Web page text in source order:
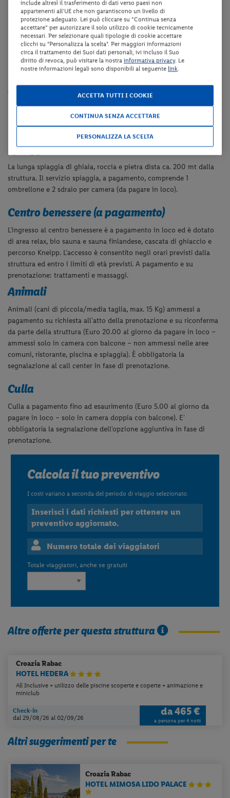
collegamento internet Wi-Fi e deposito bici.
A pagamento: utilizzo dei campi sportivi (tennis, minigolf, campo
multifunzionale, etc – da pagare in loco).
Camere
Le camere sono dotate di servizi privati, asciugacapelli, aria
godono di balcone con vista mare laterale.
Lecamere Economy
4° letto aggiunto disponibile solo fino ai 16 anni non
compiuti.
Spiaggia
La lunga spiaggia di ghiaia, roccia e pietra dista ca. 200 mt dalla
struttura. Il servizio spiaggia, a pagamento, comprende 1
ombrellone e 2 sdraio per camera (da pagare in loco).
Centro benessere (a pagamento)
L’ingresso al centro benessere è a pagamento in loco ed è dotato
di area relax, bio sauna e sauna finlandese, cascata di ghiaccio e
percorso Kneipp. L’accesso è consentito negli orari previsti dalla
struttura ed entro i limiti di età previsti. A pagamento e su
prenotazione: trattamenti e massaggi.
Animali
Animali (cani di piccola/media taglia, max. 15 Kg) ammessi a
pagamento su richiesta all'atto della prenotazione e su riconferma
da parte della struttura (Euro 20.00 al giorno da pagare in loco –
ammessi solo in camera con balcone – non ammessi nelle aree
comuni, ristorante, piscina e spiaggia). È obbligatoria la
segnalazione al call center in fase di prenotazione.
Culla
Culla a pagamento fino ad esaurimento (Euro 5.00 al giorno da
pagare in loco – solo in camera doppia con balcone). E'
obbligatoria la segnalazione dell'opzione aggiuntiva in fase di
prenotazione.
Calcola il tuo preventivo
I costi variano a seconda del periodo di viaggio selezionato.
Inserisci i dati richiesti per ottenere un
preventivo aggiornato.
Numero totale dei viaggiatori
Totale viaggiatori, anche se gratuiti
Altre offerte per questa struttura
CroaziaRabac
HOTEL HEDERA
All Inclusive + utilizzo delle piscine scoperte e coperte + animazione e
miniclub
Check-in
dal 29/08/26al 02/09/26
da465 €
a persona per 4 notti
Altri suggerimenti per te
CroaziaRabac
HOTEL MIMOSA LIDO PALACE
include altresì il trasferimento di dati verso paesi non
appartenenti all'UE che non garantiscono un livello di
protezione adeguato. Lei può cliccare su “Continua senza
accettare” per autorizzare il solo utilizzo di cookie tecnicamente
necessari. Per selezionare quali tipologie di cookie accettare
clicchi su "Personalizza la scelta". Per maggiori informazioni
circa il trattamento dei Suoi dati personali, ivi incluso il Suo
diritto di revoca, può visitare la nostra informativa privacy. Le
nostre informazioni legali sono disponibili al seguente link.
ACCETTA TUTTI I COOKIE
CONTINUA SENZA ACCETTARE
PERSONALIZZA LA SCELTA